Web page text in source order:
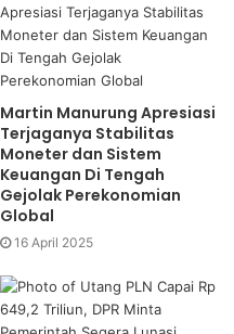
r
Martin Manurung Apresiasi
Terjaganya Stabilitas
Moneter dan Sistem
Keuangan Di Tengah
Gejolak Perekonomian
Global
16 April 2025